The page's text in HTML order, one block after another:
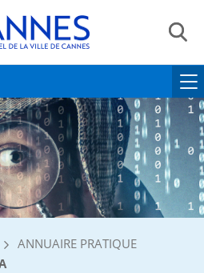
ANNUAIRE PRATIQUE